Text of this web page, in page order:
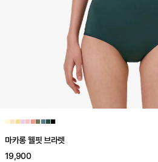
■■■■■■■■■■
마카롱 웰핏 브라렛
19,900